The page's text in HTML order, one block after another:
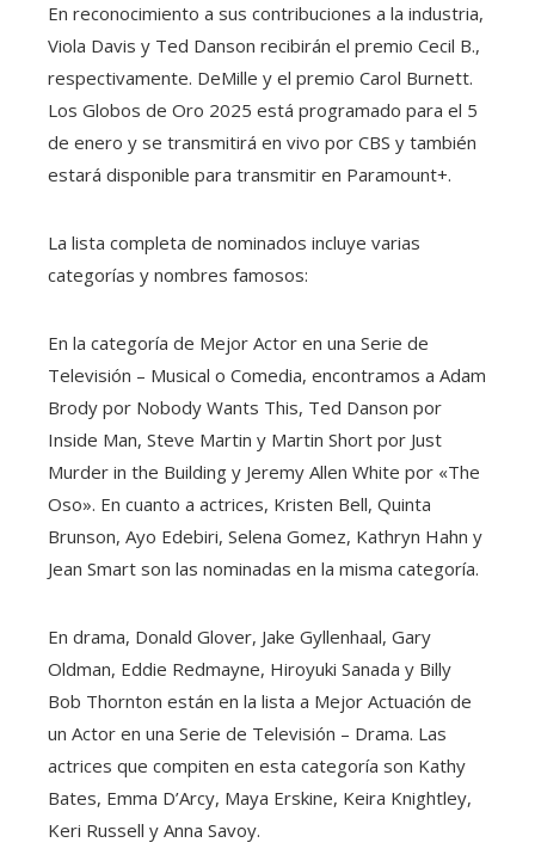
En reconocimiento a sus contribuciones a la industria,
Viola Davis y Ted Danson recibirán el premio Cecil B.,
respectivamente. DeMille y el premio Carol Burnett.
Los Globos de Oro 2025 está programado para el 5
de enero y se transmitirá en vivo por CBS y también
estará disponible para transmitir en Paramount+.
La lista completa de nominados incluye varias
categorías y nombres famosos:
En la categoría de Mejor Actor en una Serie de
Televisión – Musical o Comedia, encontramos a Adam
Brody por Nobody Wants This, Ted Danson por
Inside Man, Steve Martin y Martin Short por Just
Murder in the Building y Jeremy Allen White por «The
Oso». En cuanto a actrices, Kristen Bell, Quinta
Brunson, Ayo Edebiri, Selena Gomez, Kathryn Hahn y
Jean Smart son las nominadas en la misma categoría.
En drama, Donald Glover, Jake Gyllenhaal, Gary
Oldman, Eddie Redmayne, Hiroyuki Sanada y Billy
Bob Thornton están en la lista a Mejor Actuación de
un Actor en una Serie de Televisión – Drama. Las
actrices que compiten en esta categoría son Kathy
Bates, Emma D’Arcy, Maya Erskine, Keira Knightley,
Keri Russell y Anna Savoy.